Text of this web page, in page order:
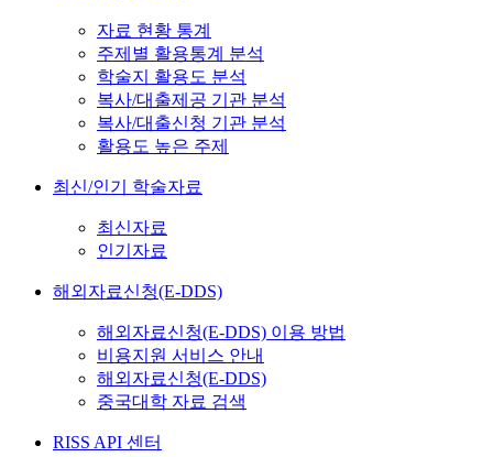
자료 현황 통계
주제별 활용통계 분석
학술지 활용도 분석
복사/대출제공 기관 분석
복사/대출신청 기관 분석
활용도 높은 주제
최신/인기 학술자료
최신자료
인기자료
해외자료신청(E-DDS)
해외자료신청(E-DDS) 이용 방법
비용지원 서비스 안내
해외자료신청(E-DDS)
중국대학 자료 검색
RISS API 센터